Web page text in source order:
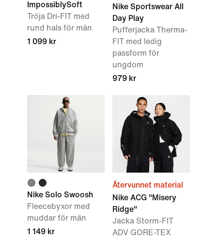
ImpossiblySoft
Tröja Dri-FIT med
rund hals för män
1 099 kr
Nike Sportswear All
Day Play
Pufferjacka Therma-
FIT med ledig
passform för
ungdom
979 kr
Nike Solo Swoosh
Fleecebyxor med
muddar för män
1 149 kr
Återvunnet material
Nike ACG "Misery
Ridge"
Jacka Storm-FIT
ADV GORE-TEX